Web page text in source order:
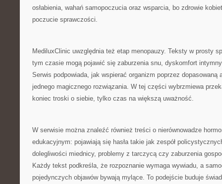
osłabienia, wahań samopoczucia oraz wsparcia, bo zdrowie
poczucie sprawczości.
MediluxClinic uwzględnia też etap menopauzy. Teksty w prosty
tym czasie mogą pojawić się zaburzenia snu, dyskomfort
Serwis podpowiada, jak wspierać organizm poprzez dopasowaną
jednego magicznego rozwiązania. W tej części wybrzmiewa
koniec troski o siebie, tylko czas na większą uważność.
W serwisie można znaleźć również treści o nierównowadze
edukacyjnym: pojawiają się hasła takie jak zespół
dolegliwości miednicy, problemy z tarczycą czy zaburzenia
Każdy tekst podkreśla, że rozpoznanie wymaga wywiadu, a
pojedynczych objawów bywają mylące. To podejście buduje